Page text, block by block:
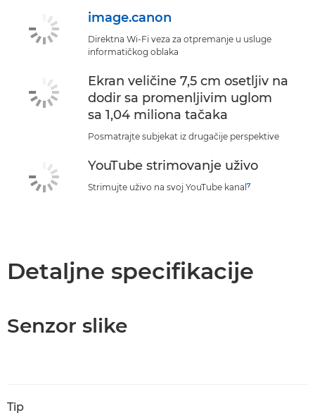
image.canon
Direktna Wi-Fi veza za otpremanje u usluge
informatičkog oblaka
Ekran veličine 7,5 cm osetljiv na
dodir sa promenljivim uglom
sa 1,04 miliona tačaka
Posmatrajte subjekat iz drugačije perspektive
YouTube strimovanje uživo
Strimujte uživo na svoj YouTube kanal 7
Detaljne specifikacije
Senzor slike
Tip